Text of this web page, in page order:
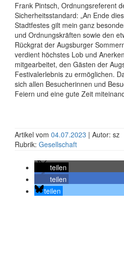
Frank Pintsch, Ordnungsreferent
Sicherheitsstandard: „An Ende
Stadtfestes gilt mein ganz
und Ordnungskräften sowie den
Rückgrat der Augsburger
verdient höchstes Lob und
mitgearbeitet, den Gästen der
Festivalerlebnis zu ermöglichen.
sich allen Besucherinnen und
Feiern und eine gute Zeit
Artikel vom 04.07.2023 | Autor: sz
Rubrik: Gesellschaft
teilen
teilen
teilen